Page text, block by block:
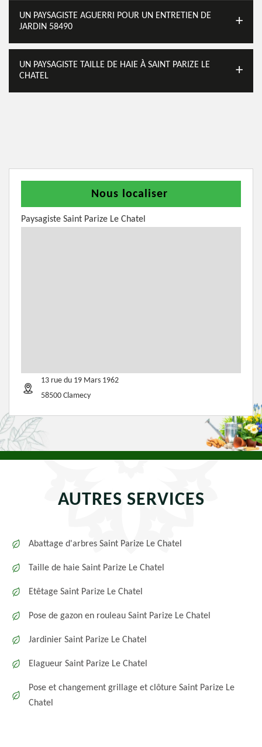
UN PAYSAGISTE AGUERRI POUR UN ENTRETIEN DE
JARDIN 58490
UN PAYSAGISTE TAILLE DE HAIE À SAINT PARIZE LE
CHATEL
Nous localiser
Paysagiste Saint Parize Le Chatel
13 rue du 19 Mars 1962
58500 Clamecy
AUTRES SERVICES
Abattage d'arbres Saint Parize Le Chatel
Taille de haie Saint Parize Le Chatel
Etêtage Saint Parize Le Chatel
Pose de gazon en rouleau Saint Parize Le Chatel
Jardinier Saint Parize Le Chatel
Elagueur Saint Parize Le Chatel
Pose et changement grillage et clôture Saint Parize Le
Chatel